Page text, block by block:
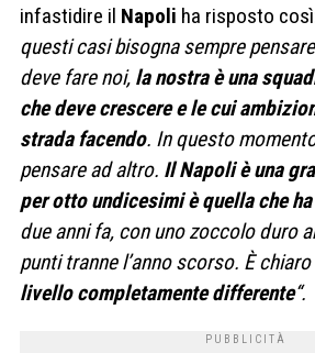
infastidire il Napoli ha risposto
questi casi bisogna sempre
deve fare noi, la nostra è una
che deve crescere e le cui
strada facendo. In questo
pensare ad altro. Il Napoli è una
per otto undicesimi è quella che
due anni fa, con uno zoccolo duro
punti tranne l’anno scorso. È
livello completamente differente“.